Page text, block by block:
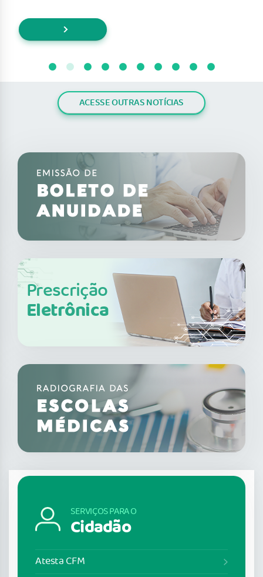
ACESSE OUTRAS NOTÍCIAS
Prescrição
Eletrônica
SERVIÇOS PARA O
Cidadão
Atesta CFM